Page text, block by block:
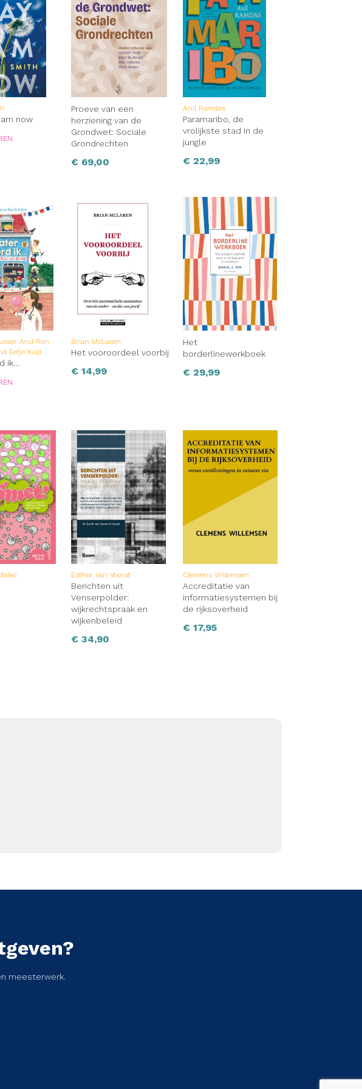
now
Proeve van een
herziening van de
Grondwet: Sociale
Grondrechten
€ 69,00
Anil Ramdas
Paramaribo, de
vrolijkste stad in de
jungle
€22,99
And Ron
Eefje Kuijl
ik…
Brian McLaren
Het vooroordeel voorbij
€ 14,99
Het
borderlinewerkboek
€29,99
Esther Van Voorst
Berichten uit
Venserpolder:
wijkrechtspraak en
wijkenbeleid
€ 34,90
Clemens Willemsen
Accreditatie van
informatiesystemen bij
de rijksoverheid
€17,95
meesterwerk.